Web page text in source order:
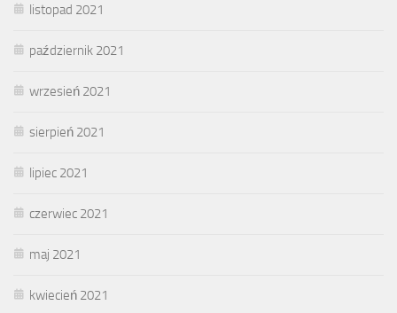
listopad 2021
październik 2021
wrzesień 2021
sierpień 2021
lipiec 2021
czerwiec 2021
maj 2021
kwiecień 2021